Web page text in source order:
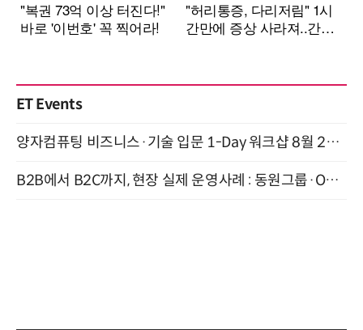
ET Events
양자컴퓨팅 비즈니스·기술 입문 1-Day 워크샵 8월 28일 개최
B2B에서 B2C까지, 현장 실제 운영사례 : 동원그룹·OCI·다이닝브랜즈그룹·당근 (8/27)